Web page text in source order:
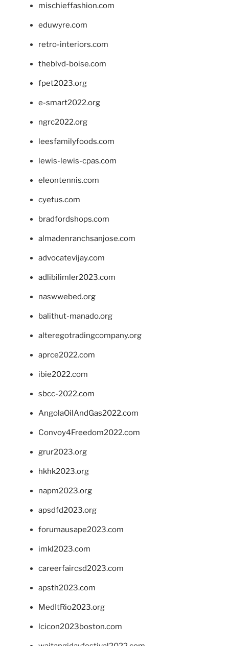
mischieffashion.com
eduwyre.com
retro-interiors.com
theblvd-boise.com
fpet2023.org
e-smart2022.org
ngrc2022.org
leesfamilyfoods.com
lewis-lewis-cpas.com
eleontennis.com
cyetus.com
bradfordshops.com
almadenranchsanjose.com
advocatevijay.com
adlibilimler2023.com
naswwebed.org
balithut-manado.org
alteregotradingcompany.org
aprce2022.com
ibie2022.com
sbcc-2022.com
AngolaOilAndGas2022.com
Convoy4Freedom2022.com
grur2023.org
hkhk2023.org
napm2023.org
apsdfd2023.org
forumausape2023.com
imkl2023.com
careerfaircsd2023.com
apsth2023.com
MedItRio2023.org
lcicon2023boston.com